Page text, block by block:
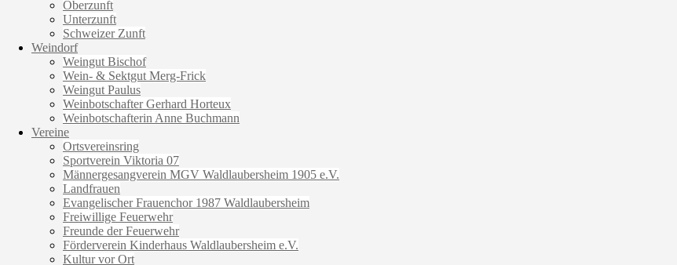
Oberzunft
Unterzunft
Schweizer Zunft
Weindorf
Weingut Bischof
Wein- & Sektgut Merg-Frick
Weingut Paulus
Weinbotschafter Gerhard Horteux
Weinbotschafterin Anne Buchmann
Vereine
Ortsvereinsring
Sportverein Viktoria 07
Männergesangverein MGV Waldlaubersheim 1905 e.V.
Landfrauen
Evangelischer Frauenchor 1987 Waldlaubersheim
Freiwillige Feuerwehr
Freunde der Feuerwehr
Förderverein Kinderhaus Waldlaubersheim e.V.
Kultur vor Ort